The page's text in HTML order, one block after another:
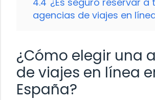
agencias de viajes en
¿Cómo elegir una
de viajes en línea
España?